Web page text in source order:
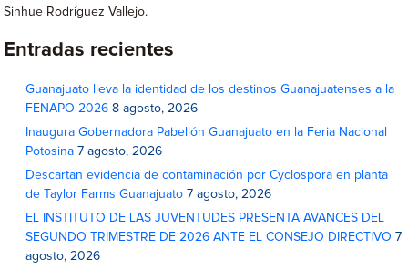
Sinhue Rodríguez Vallejo.
Entradas recientes
Guanajuato lleva la identidad de los destinos Guanajuatenses a la
FENAPO 2026 8 agosto, 2026
Inaugura Gobernadora Pabellón Guanajuato en la Feria Nacional
Potosina 7 agosto, 2026
Descartan evidencia de contaminación por Cyclospora en planta
de Taylor Farms Guanajuato 7 agosto, 2026
EL INSTITUTO DE LAS JUVENTUDES PRESENTA AVANCES DEL
SEGUNDO TRIMESTRE DE 2026 ANTE EL CONSEJO DIRECTIVO 7
agosto, 2026